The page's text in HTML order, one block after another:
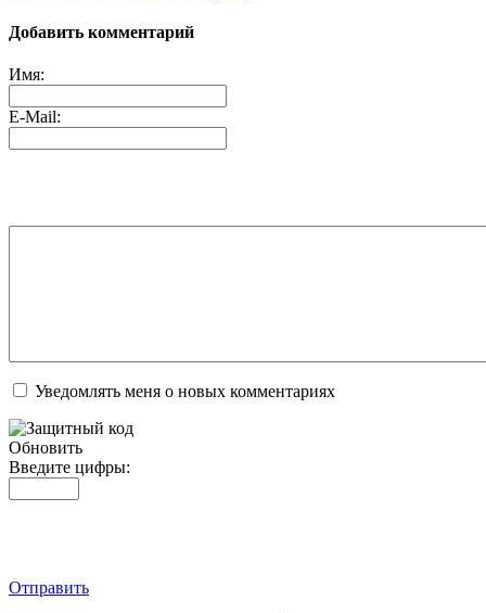
Добавить комментарий
Имя:
E-Mail:
Уведомлять меня о новых комментариях
Обновить
Введите цифры:
Отправить